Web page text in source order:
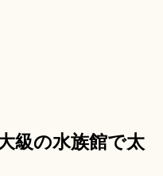
級の水族館で太